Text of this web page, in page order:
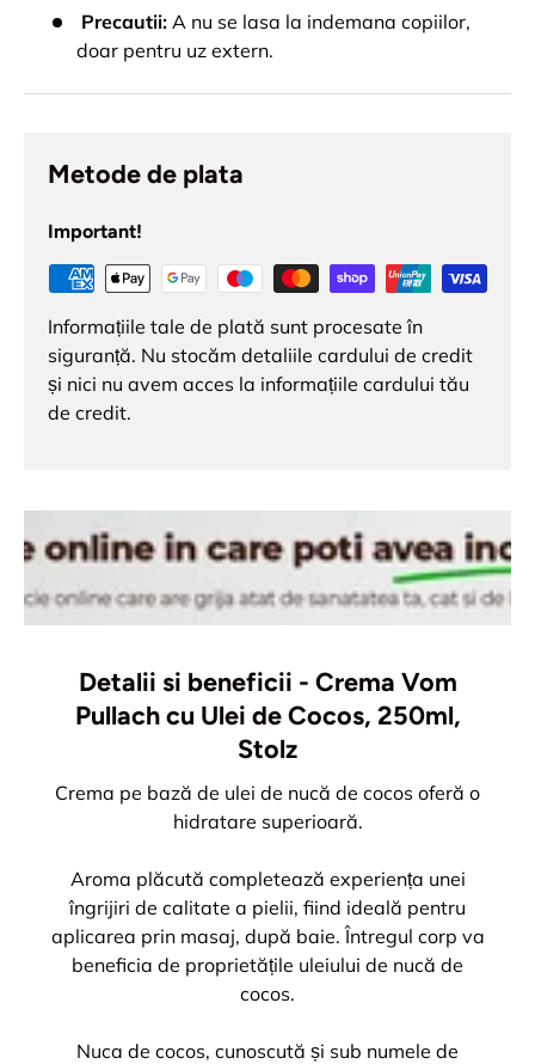
Precautii: A nu se lasa la indemana copiilor,
doar pentru uz extern.
Metode de plata
Important!
Informațiile tale de plată sunt procesate în
siguranță. Nu stocăm detaliile cardului de credit
și nici nu avem acces la informațiile cardului tău
de credit.
Detalii si beneficii - Crema Vom
Pullach cu Ulei de Cocos, 250ml,
Stolz
Crema pe bază de ulei de nucă de cocos oferă o
hidratare superioară.
Aroma plăcută completează experiența unei
îngrijiri de calitate a pielii, fiind ideală pentru
aplicarea prin masaj, după baie. Întregul corp va
beneficia de proprietățile uleiului de nucă de
cocos.
Nuca de cocos, cunoscută și sub numele de